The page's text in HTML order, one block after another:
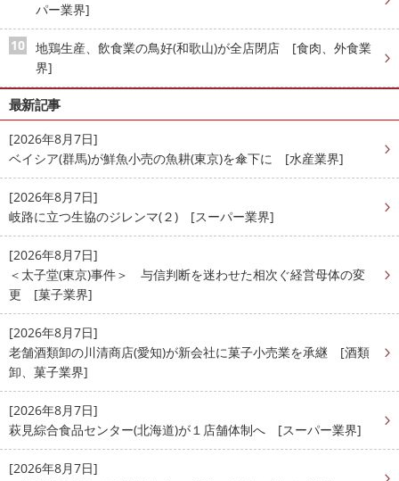
パー業界]
地鶏生産、飲食業の鳥好(和歌山)が全店閉店 [食肉、外食業
界]
最新記事
[2026年8月7日]
ベイシア(群馬)が鮮魚小売の魚耕(東京)を傘下に [水産業界]
[2026年8月7日]
岐路に立つ生協のジレンマ(２) [スーパー業界]
[2026年8月7日]
＜太子堂(東京)事件＞ 与信判断を迷わせた相次ぐ経営母体の変
更 [菓子業界]
[2026年8月7日]
老舗酒類卸の川清商店(愛知)が新会社に菓子小売業を承継 [酒類
卸、菓子業界]
[2026年8月7日]
萩見綜合食品センター(北海道)が１店舗体制へ [スーパー業界]
[2026年8月7日]